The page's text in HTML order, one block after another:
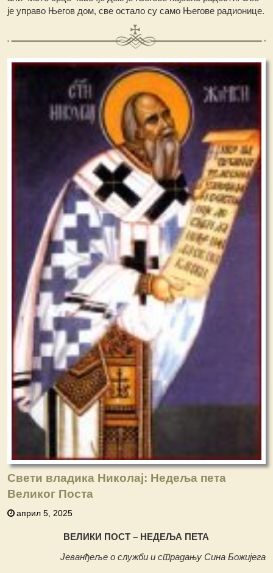
је управо Његов дом, све остало су само Његове радионице.
Свети владика Николај: Недеља пета
Великог Поста
април 5, 2025
ВЕЛИКИ ПОСТ – НЕДЕЉА ПЕТА
Јеванђеље о служби и страдању Сина Божијега